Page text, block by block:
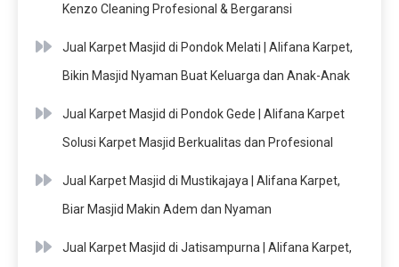
Kenzo Cleaning Profesional & Bergaransi
Jual Karpet Masjid di Pondok Melati | Alifana Karpet,
Bikin Masjid Nyaman Buat Keluarga dan Anak-Anak
Jual Karpet Masjid di Pondok Gede | Alifana Karpet
Solusi Karpet Masjid Berkualitas dan Profesional
Jual Karpet Masjid di Mustikajaya | Alifana Karpet,
Biar Masjid Makin Adem dan Nyaman
Jual Karpet Masjid di Jatisampurna | Alifana Karpet,